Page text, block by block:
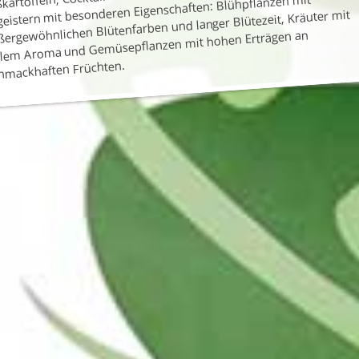
mit besonderen Eigenschaften: Blühpflanzen mit
Blütenfarben und langer Blütezeit, Kräuter mit
Aroma und Gemüsepflanzen mit hohen Erträgen an
Früchten.